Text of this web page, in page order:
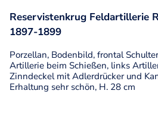
Reservistenkrug Feldartillerie
1897-1899
Porzellan, Bodenbild, frontal
Artillerie beim Schießen, links
Zinndeckel mit Adlerdrücker und
Erhaltung sehr schön, H. 28 cm